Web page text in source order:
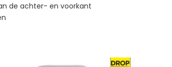
de achter- en voorkant